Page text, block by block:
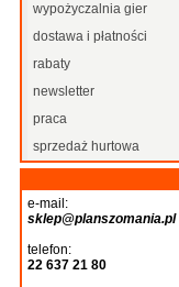
wypożyczalnia gier
dostawa i płatności
rabaty
newsletter
praca
sprzedaż hurtowa
e-mail:
sklep@planszomania.pl
telefon:
22 637 21 80